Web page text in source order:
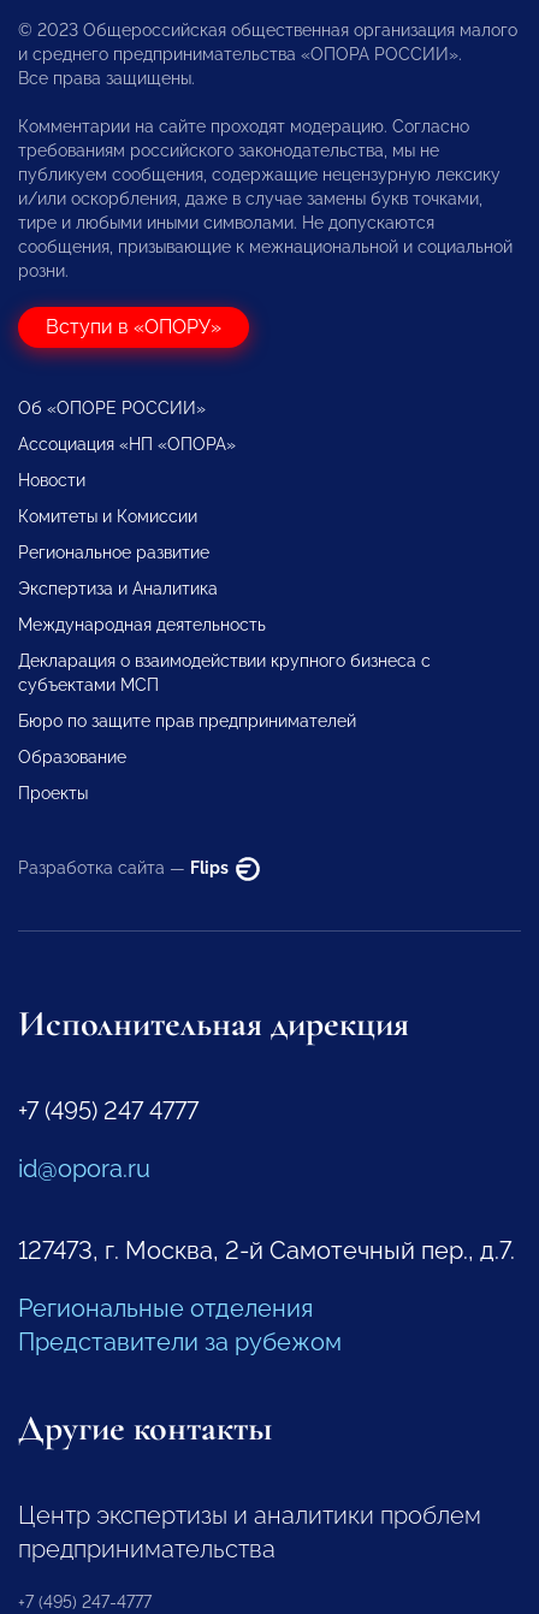
© 2023 Общероссийская общественная организация малого
и среднего предпринимательства «ОПОРА РОССИИ».
Все права защищены.
Комментарии на сайте проходят модерацию. Согласно
требованиям российского законодательства, мы не
публикуем сообщения, содержащие нецензурную лексику
и/или оскорбления, даже в случае замены букв точками,
тире и любыми иными символами. Не допускаются
сообщения, призывающие к межнациональной и социальной
розни.
Вступи в «ОПОРУ»
Об «ОПОРЕ РОССИИ»
Ассоциация «НП «ОПОРА»
Новости
Комитеты и Комиссии
Региональное развитие
Экспертиза и Аналитика
Международная деятельность
Декларация о взаимодействии крупного бизнеса с
субъектами МСП
Бюро по защите прав предпринимателей
Образование
Проекты
Разработка сайта — Flips
Исполнительная дирекция
+7 (495) 247 4777
id@opora.ru
127473, г. Москва, 2-й Самотечный пер., д.7.
Региональные отделения
Представители за рубежом
Другие контакты
Центр экспертизы и аналитики проблем
предпринимательства
+7 (495) 247-4777